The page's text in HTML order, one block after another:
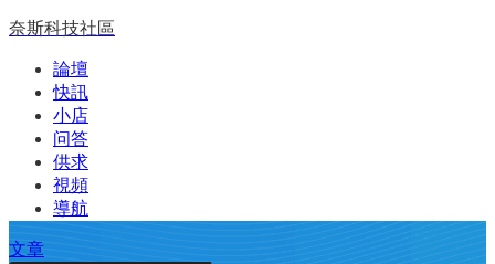
奈斯科技社區
論壇
快訊
小店
问答
供求
視頻
導航
文章